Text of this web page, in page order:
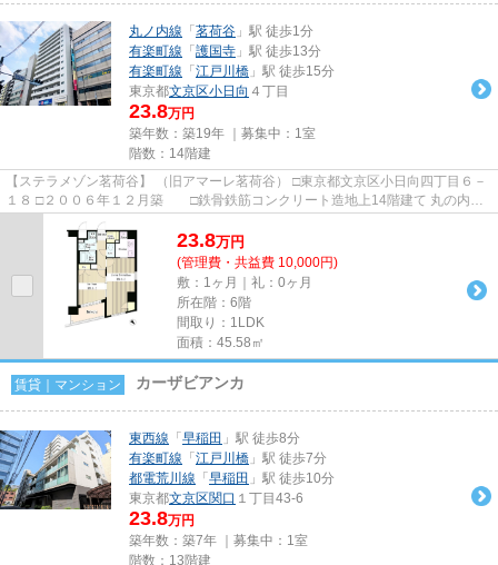
丸ノ内線 「 茗荷谷 」駅 徒歩1分
有楽町線 「 護国寺 」駅 徒歩13分
有楽町線 「 江戸川橋 」駅 徒歩15分
東京都文京区小日向 ４丁目
23.8万円
築年数：築19年 ｜募集中： 1室
階数：14階建
【ステラメゾン茗荷谷】 （旧アマーレ茗荷谷） □東京都文京区小日向四丁目６－
１８ □２００６年１２月築 □鉄骨鉄筋コンクリート造地上14階建て 丸の内線
「茗荷谷駅」徒歩1分の好...
23.8万円
(管理費・共益費 10,000円)
敷：1ヶ月｜礼：0ヶ月
所在階：6階
間取り：1LDK
面積：45.58㎡
賃貸｜マンション カーザビアンカ
東西線 「 早稲田 」駅 徒歩8分
有楽町線 「 江戸川橋 」駅 徒歩7分
都電荒川線 「 早稲田 」駅 徒歩10分
東京都文京区関口 １丁目43-6
23.8万円
築年数：築7年 ｜募集中： 1室
階数：13階建